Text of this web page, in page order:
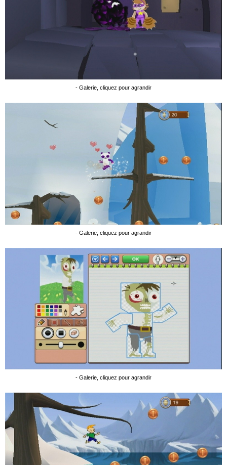
- Galerie, cliquez pour agrandir
- Galerie, cliquez pour agrandir
- Galerie, cliquez pour agrandir